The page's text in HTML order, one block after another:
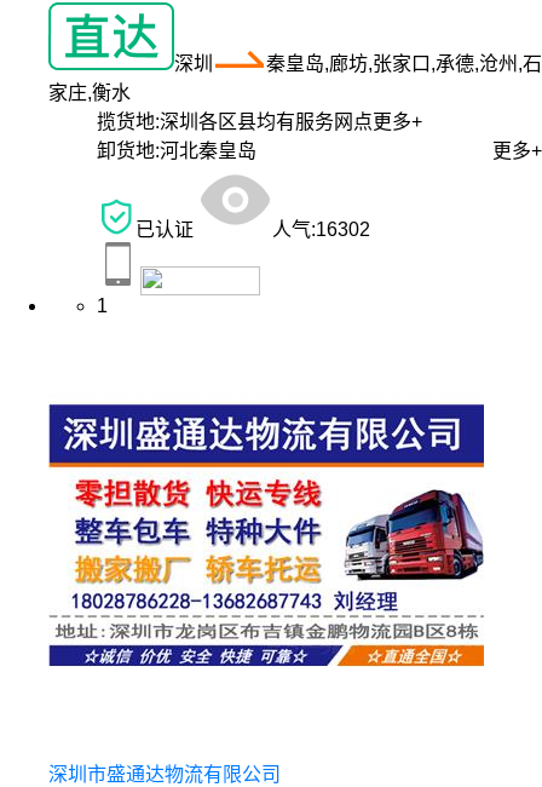
深圳
秦皇岛,廊坊,张家口,承德,沧州,石
家庄,衡水
揽货地:深圳各区县均有服务网点更多+
卸货地:河北秦皇岛 更多+
已认证 人气:16302
1
深圳市盛通达物流有限公司